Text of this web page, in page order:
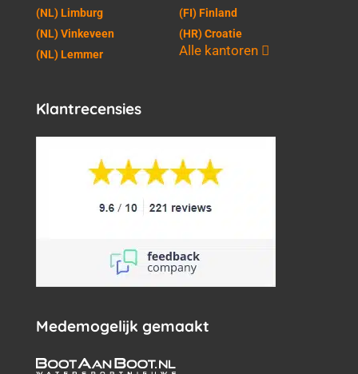
(NL) Limburg
(NL) Vinkeveen
(NL) Lemmer
(FI) Finland
(HR) Croatie
Alle kantoren
Klantrecensies
Medemogelijk gemaakt